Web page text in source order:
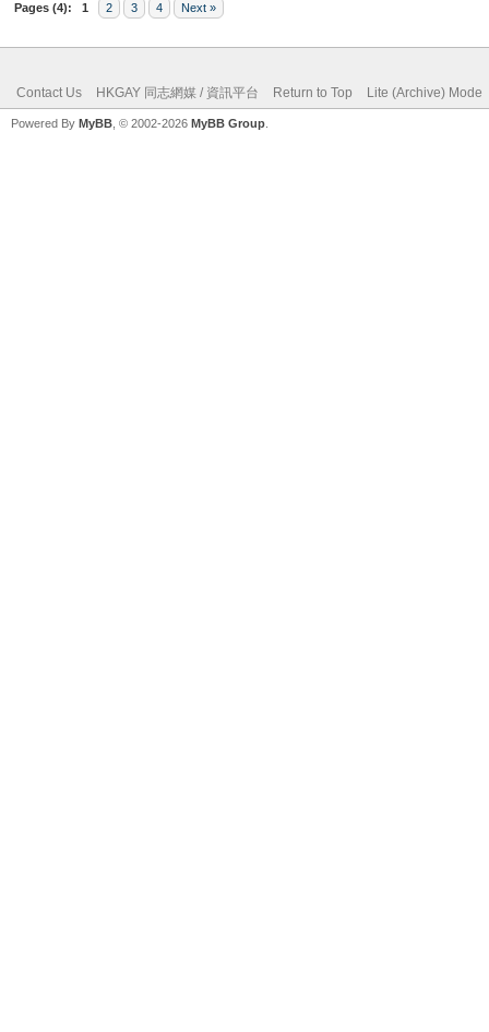
Pages (4): 1 2 3 4 Next »
Contact Us HKGAY 同志網媒 / 資訊平台 Return to Top Lite (Archive) Mode
Powered By MyBB , © 2002-2026 MyBB Group